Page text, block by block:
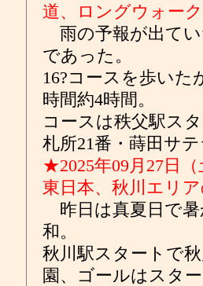
道、ロングウォー
雨の予報が出てい
であった。
16?コースを歩いた
時間約4時間。
コースは秩父駅ス
札所21番・蒔田サ
★2025年09月27日
東日本、秋川エリ
昨日は真夏日で暑
和。
秋川駅スタートで
園、ゴールはスタ